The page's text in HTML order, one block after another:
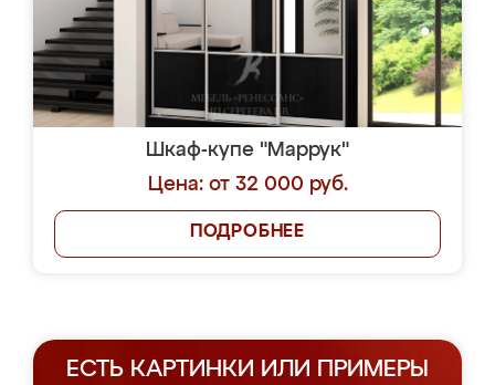
Шкаф-купе "Маррук"
Цена: от 32 000 руб.
ПОДРОБНЕЕ
ЕСТЬ КАРТИНКИ ИЛИ ПРИМЕРЫ